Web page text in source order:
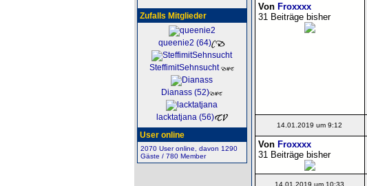
Zufalls Mitglieder
queenie2 (64)
SteffimitSehnsucht
Dianass (52)
lacktatjana (56)
User online
2070 User online, davon 1290
Gäste / 780 Member
Von Froxxxx
31 Beiträge bisher
14.01.2019 um 9:12
Von Froxxxx
31 Beiträge bisher
14.01.2019 um 10:33